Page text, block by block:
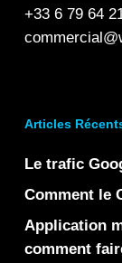
+33 6 79 64
Articles
Le trafic
Comment le
Application
comment